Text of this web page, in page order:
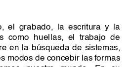
el grabado, la escritura y la
como huellas, el trabajo de
en la búsqueda de sistemas,
modos de concebir las formas